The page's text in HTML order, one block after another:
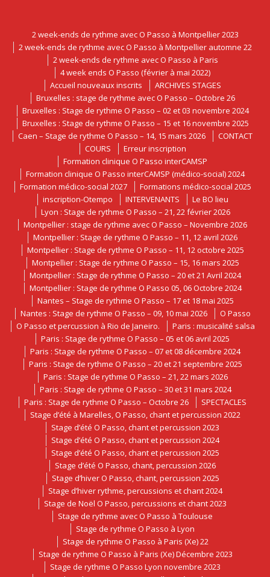
2 week-ends de rythme avec O Passo à Montpellier 2023
2 week-ends de rythme avec O Passo à Montpellier automne 22
2 week-ends de rythme avec O Passo à Paris
4 week ends O Passo (février à mai 2022)
Accueil nouveaux inscrits
ARCHIVES STAGES
Bruxelles : stage de rythme avec O Passo – Octobre 26
Bruxelles : Stage de rythme O Passo – 02 et 03 novembre 2024
Bruxelles : Stage de rythme O Passo – 15 et 16 novembre 2025
Caen – Stage de rythme O Passo – 14, 15 mars 2026
CONTACT
COURS
Erreur inscription
Formation clinique O Passo interCAMSP
Formation clinique O Passo interCAMSP (médico-social) 2024
Formation médico-social 2027
Formations médico-social 2025
inscription-Otempo
INTERVENANTS
Le BO lieu
Lyon : Stage de rythme O Passo – 21, 22 février 2026
Montpellier : stage de rythme avec O Passo – Novembre 2026
Montpellier : Stage de rythme O Passo – 11, 12 avril 2026
Montpellier : Stage de rythme O Passo – 11, 12 octobre 2025
Montpellier : Stage de rythme O Passo – 15, 16 mars 2025
Montpellier : Stage de rythme O Passo – 20 et 21 Avril 2024
Montpellier : Stage de rythme O Passo 05, 06 Octobre 2024
Nantes – Stage de rythme O Passo – 17 et 18 mai 2025
Nantes : Stage de rythme O Passo – 09, 10 mai 2026
O Passo
O Passo et percussion à Rio de Janeiro.
Paris : musicalité salsa
Paris : Stage de rythme O Passo – 05 et 06 avril 2025
Paris : Stage de rythme O Passo – 07 et 08 décembre 2024
Paris : Stage de rythme O Passo – 20 et 21 septembre 2025
Paris : Stage de rythme O Passo – 21, 22 mars 2026
Paris : Stage de rythme O Passo – 30 et 31 mars 2024
Paris : Stage de rythme O Passo – Octobre 26
SPECTACLES
Stage d’été à Marelles, O Passo, chant et percussion 2022
Stage d’été O Passo, chant et percussion 2023
Stage d’été O Passo, chant et percussion 2024
Stage d’été O Passo, chant et percussion 2025
Stage d’été O Passo, chant, percussion 2026
Stage d’hiver O Passo, chant, percussion 2025
Stage d’hiver rythme, percussions et chant 2024
Stage de Noël O Passo, percussions et chant 2023
Stage de rythme avec O Passo à Toulouse
Stage de rythme O Passo à Lyon
Stage de rythme O Passo à Paris (Xe) 22
Stage de rythme O Passo à Paris (Xe) Décembre 2023
Stage de rythme O Passo Lyon novembre 2023